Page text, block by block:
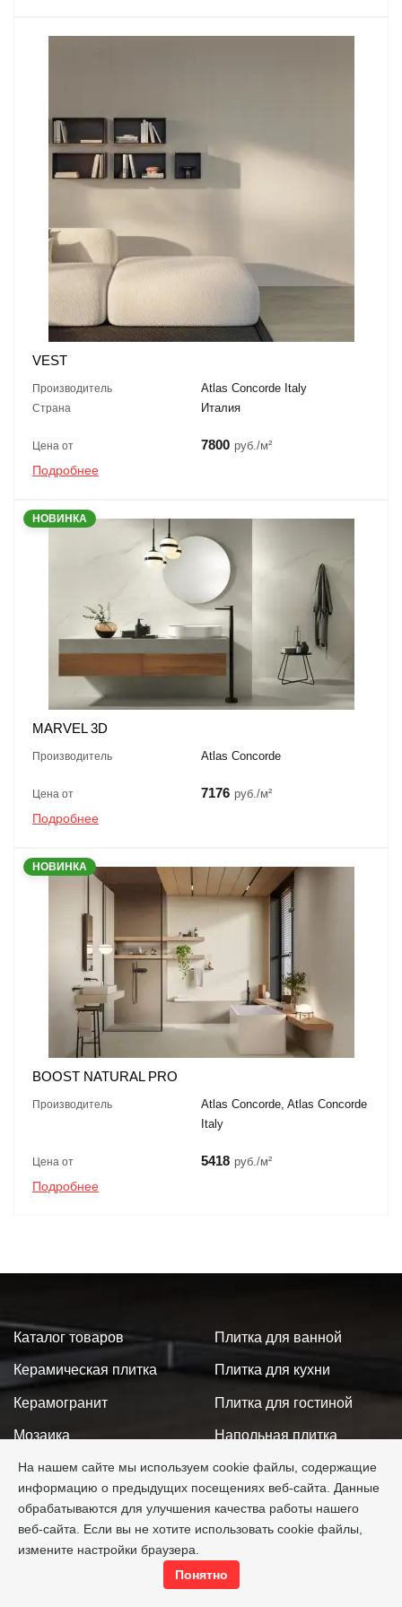
VEST
Производитель Atlas Concorde Italy
Страна Италия
Цена от 7800 руб./м²
Подробнее
НОВИНКА
MARVEL 3D
Производитель Atlas Concorde
Цена от 7176 руб./м²
Подробнее
НОВИНКА
BOOST NATURAL PRO
Производитель
Atlas Concorde, Atlas Concorde
Italy
Цена от 5418 руб./м²
Подробнее
Каталог товаров
Керамическая плитка
Керамогранит
Мозаика
Ступени
Аксессуары
Плитка для ванной
Плитка для кухни
Плитка для гостиной
Напольная плитка
Крупный формат
Настенная плитка
Производители Акции
Новинки
На нашем сайте мы используем cookie файлы, содержащие
информацию о предыдущих посещениях веб-сайта. Данные
обрабатываются для улучшения качества работы нашего
веб-сайта. Если вы не хотите использовать cookie файлы,
измените настройки браузера.
Понятно